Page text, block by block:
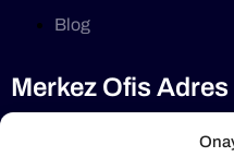
Blog
Merkez Ofis Adres
Selimdede Cd